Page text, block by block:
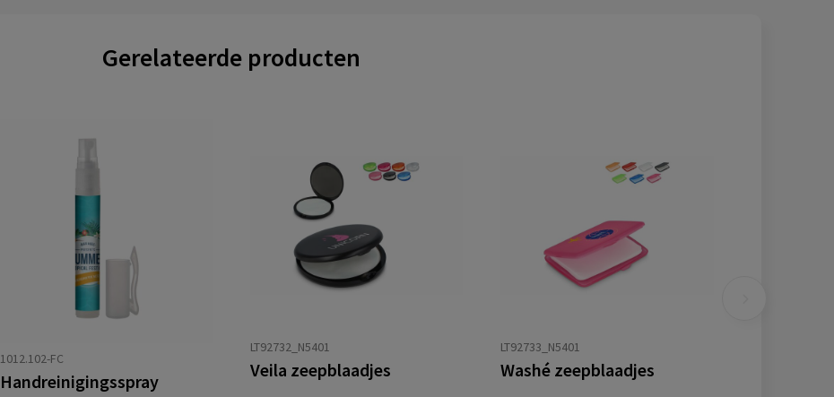
Gerelateerde producten
1012.102-FC
Handreinigingsspray
LT92732_N5401
Veila zeepblaadjes
LT92733_N5401
Washé zeepblaadjes